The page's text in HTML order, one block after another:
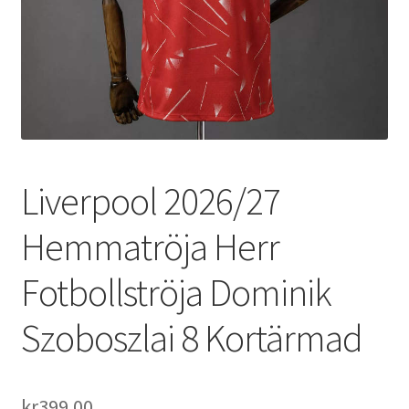
Liverpool 2026/27
Hemmatröja Herr
Fotbollströja Dominik
Szoboszlai 8 Kortärmad